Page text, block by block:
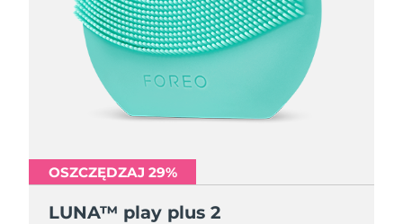
OSZCZĘDZAJ 29%
LUNA™ play plus 2
OSZCZĘDZAJ 29%
LUNA™ play plus 2